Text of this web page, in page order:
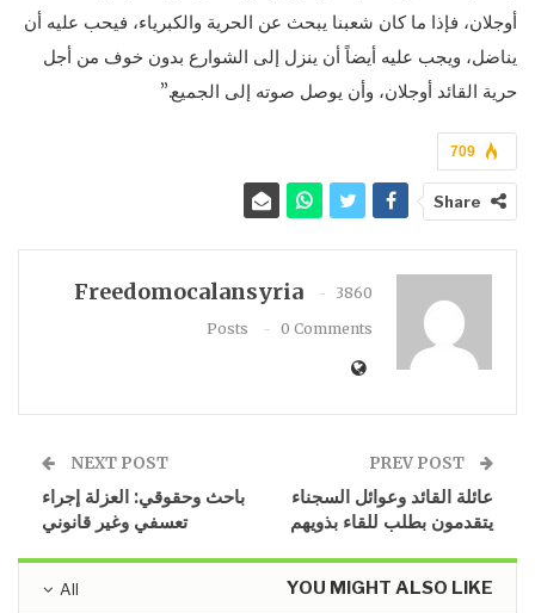
أوجلان، فإذا ما كان شعبنا يبحث عن الحرية والكبرياء، فيحب عليه أن
يناضل، ويجب عليه أيضاً أن ينزل إلى الشوارع بدون خوف من أجل
حرية القائد أوجلان، وأن يوصل صوته إلى الجميع.”
709
Share
Freedomocalansyria
3860
Posts
0 Comments
عائلة القائد وعوائل السجناء
يتقدمون بطلب للقاء بذويهم
NEXT POST
باحث وحقوقي: العزلة إجراء
تعسفي وغير قانوني
All YOU MIGHT ALSO LIKE